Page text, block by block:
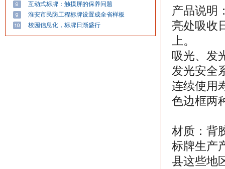
互动式标牌：触摸屏的保养问题
淮安市民防工程标牌设置成全省样板
校园信息化，标牌日渐盛行
产品说明
亮处吸收
上。
吸光、发
发光安全
连续使用
色边框两
材质：背
标牌生产
县这些地